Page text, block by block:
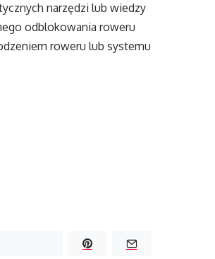
narzędzi lub wiedzy
odblokowania roweru
roweru lub systemu